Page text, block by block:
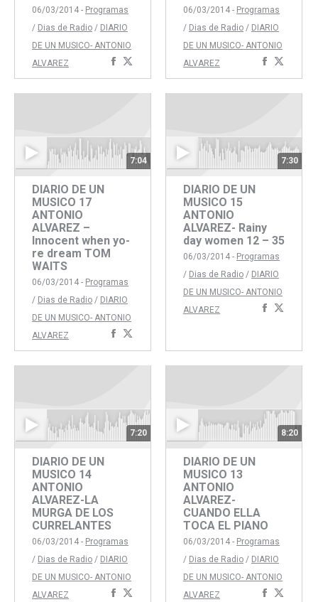
06/03/2014 - Programas
/ Dias de Radio / DIARIO
DE UN MUSICO- ANTONIO
ALVAREZ
Compartir
con
Facebook
con
Twitter
06/03/2014 - Programas
/ Dias de Radio / DIARIO
DE UN MUSICO- ANTONIO
ALVAREZ
Compartir
concon
7:04
DIARIO DE UN
MUSICO 17
ANTONIO
ALVAREZ –
Innocent when yo-
re dream TOM
WAITS
06/03/2014 - Programas
/ Dias de Radio / DIARIO
DE UN MUSICO- ANTONIO
ALVAREZ
Compartir
con
Facebook
con
Twitter
7:30
DIARIO DE UN
MUSICO 15
ANTONIO
ALVAREZ- Rainy
day women 12 – 35
06/03/2014 - Programas
/ Dias de Radio / DIARIO
DE UN MUSICO- ANTONIO
ALVAREZ
Compartir
7:20
DIARIO DE UN
MUSICO 14
ANTONIO
ALVAREZ-LA
MURGA DE LOS
CURRELANTES
06/03/2014 - Programas
/ Dias de Radio / DIARIO
DE UN MUSICO- ANTONIO
ALVAREZ
Compartir
8:20
DIARIO DE UN
MUSICO 13
ANTONIO
ALVAREZ-
CUANDO ELLA
TOCA EL PIANO
06/03/2014 - Programas
/ Dias de Radio / DIARIO
DE UN MUSICO- ANTONIO
ALVAREZ
Compartir